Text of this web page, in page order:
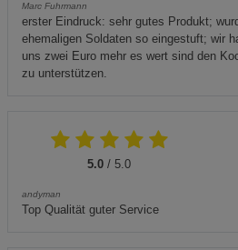
Marc Fuhrmann
erster Eindruck: sehr gutes Produkt;
ehemaligen Soldaten so eingestuft; wir
uns zwei Euro mehr es wert sind den
zu unterstützen.
5.0 / 5.0
andyman
Top Qualität guter Service